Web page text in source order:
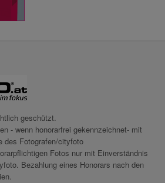
geschützt.
- wenn honorarfrei gekennzeichnet- mit
des Fotografen/cityfoto
Fotos nur mit Einverständnis
Bezahlung eines Honorars nach den